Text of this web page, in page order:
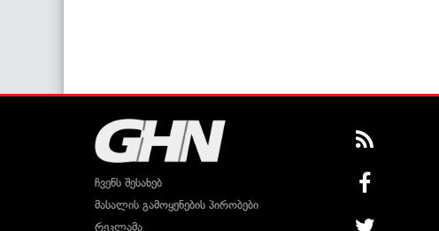
ჩვენს შესახებ
მასალის გამოყენების პირობები
რეკლამა